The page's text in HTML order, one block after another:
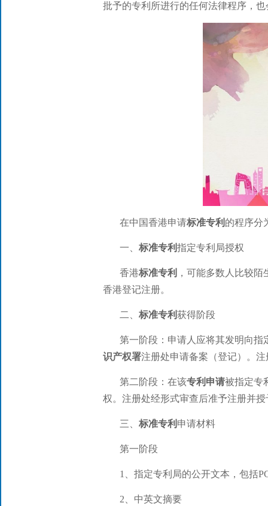
批予的专利所进行的任何法律程序，
在中国香港申请标准专利 的程序分
一、 标准专利指定专利局授权
香港标准专利 ，可能多数人比较
香港登记注册。
二、 标准专利获得阶段
第一阶段：申请人应将其发明向指
识产权署注册处申请备案（登记）。
第二阶段：在该专利申请被指定专
权。注册处经形式审查后准予注册并授
三、 标准专利 申请材料
第一阶段
1、指定专利局的公开文本，包括
2、中英文摘要